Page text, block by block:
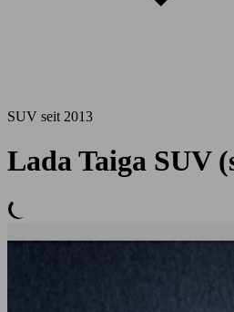
SUV seit 2013
Lada Taiga SUV